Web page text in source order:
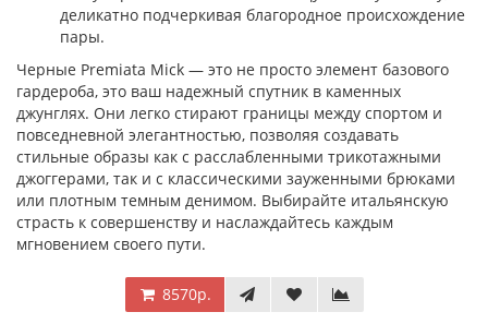
деликатно подчеркивая благородное происхождение
пары.
Черные Premiata Mick — это не просто элемент базового
гардероба, это ваш надежный спутник в каменных
джунглях. Они легко стирают границы между спортом и
повседневной элегантностью, позволяя создавать
стильные образы как с расслабленными трикотажными
джоггерами, так и с классическими зауженными брюками
или плотным темным денимом. Выбирайте итальянскую
страсть к совершенству и наслаждайтесь каждым
мгновением своего пути.
8570р.